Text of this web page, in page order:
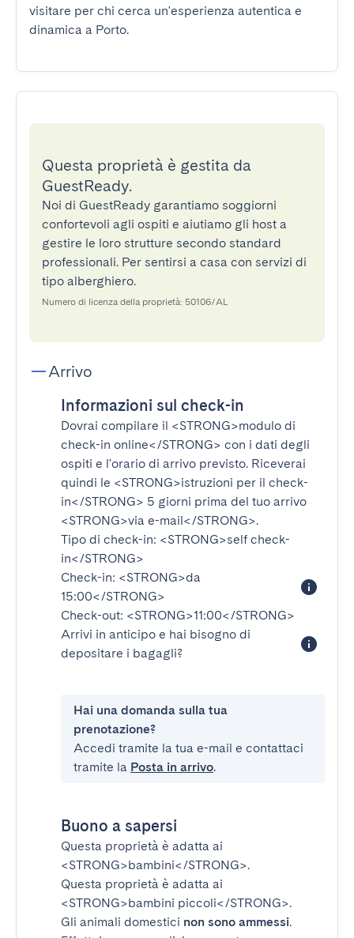
visitare per chi cerca un'esperienza autentica e
dinamica a Porto.
Questa proprietà è gestita da
GuestReady.
Noi di GuestReady garantiamo soggiorni
confortevoli agli ospiti e aiutiamo gli host a
gestire le loro strutture secondo standard
professionali. Per sentirsi a casa con servizi di
tipo alberghiero.
Numero di licenza della proprietà: 50106/AL
Arrivo
Informazioni sul check-in
Dovrai compilare il <STRONG>modulo di
check-in online</STRONG> con i dati degli
ospiti e l'orario di arrivo previsto. Riceverai
quindi le <STRONG>istruzioni per il check-
in</STRONG> 5 giorni prima del tuo arrivo
<STRONG>via e-mail</STRONG>.
Tipo di check-in: <STRONG>self check-
in</STRONG>
Check-in: <STRONG>da
15:00</STRONG>
Check-out: <STRONG>11:00</STRONG>
Arrivi in anticipo e hai bisogno di
depositare i bagagli?
Hai una domanda sulla tua
prenotazione?
Accedi tramite la tua e-mail e contattaci
tramite la Posta in arrivo.
Buono a sapersi
Questa proprietà è adatta ai
<STRONG>bambini</STRONG>.
Questa proprietà è adatta ai
<STRONG>bambini piccoli</STRONG>.
Gli animali domestici non sono ammessi.